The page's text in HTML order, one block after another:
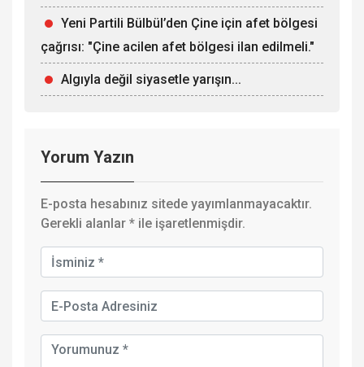
Yeni Partili Bülbül’den Çine için afet bölgesi
çağrısı: "Çine acilen afet bölgesi ilan edilmeli."
Algıyla değil siyasetle yarışın...
Yorum Yazın
E-posta hesabınız sitede yayımlanmayacaktır.
Gerekli alanlar * ile işaretlenmişdir.